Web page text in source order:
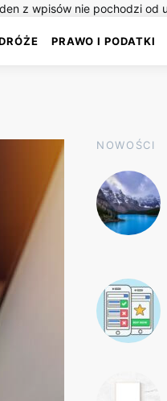
z wpisów nie pochodzi od
PRAWO I PODATKI
NOWOŚCI